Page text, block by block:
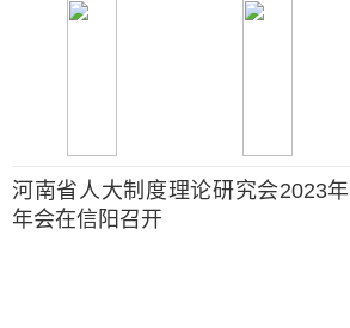
河南省人大制度理论研究会2023年
年会在信阳召开